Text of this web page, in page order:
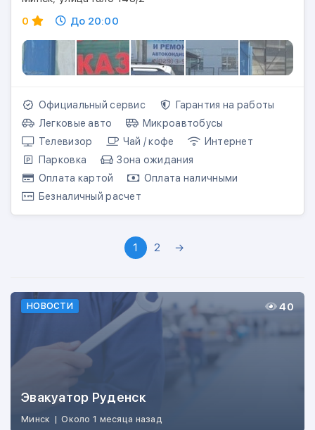
0
До 20:00
Официальный сервис
Гарантия на работы
Легковые авто
Микроавтобусы
Телевизор
Чай / кофе
Интернет
Парковка
Зона ожидания
Оплата картой
Оплата наличными
Безналичный расчет
1 2 →
НОВОСТИ
Эвакуатор Руденск
Минск | Около 1 месяца назад
40